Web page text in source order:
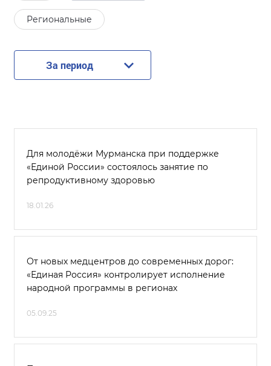
Региональные
За период
Для молодёжи Мурманска при поддержке
«Единой России» состоялось занятие по
репродуктивному здоровью
18.01.26
От новых медцентров до современных дорог:
«Единая Россия» контролирует исполнение
народной программы в регионах
05.09.25